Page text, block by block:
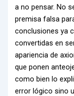
a no pensar. No
premisa falsa
conclusiones ya
convertidas en
apariencia de
que ponen
como bien lo
error lógico sino